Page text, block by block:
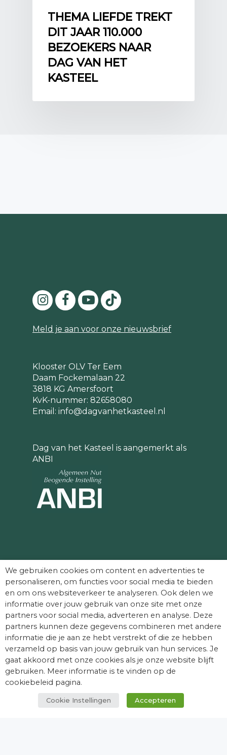
THEMA LIEFDE TREKT
DIT JAAR 110.000
BEZOEKERS NAAR
DAG VAN HET
KASTEEL
Meld je aan voor onze nieuwsbrief
Klooster OLV Ter Eem
Daam Fockemalaan 22
3818 KG Amersfoort
KvK-nummer: 82658080
Email: info@dagvanhetkasteel.nl
Dag van het Kasteel is aangemerkt als
ANBI
mogelijk maken:
We gebruiken cookies om content en advertenties te
personaliseren, om functies voor social media te bieden
en om ons websiteverkeer te analyseren. Ook delen we
informatie over jouw gebruik van onze site met onze
partners voor social media, adverteren en analyse. Deze
partners kunnen deze gegevens combineren met andere
informatie die je aan ze hebt verstrekt of die ze hebben
verzameld op basis van jouw gebruik van hun services. Je
gaat akkoord met onze cookies als je onze website blijft
gebruiken. Meer informatie is te vinden op de
cookiebeleid pagina.
Cookie Instellingen Accepteren